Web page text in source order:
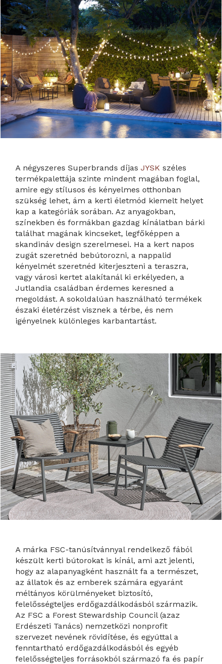
A négyszeres Superbrands díjasJYSK széles
termékpalettája szinte mindent magában foglal,
amire egy stílusos és kényelmes otthonban
szükség lehet, ám a kerti életmód kiemelt helyet
kap a kategóriák sorában. Az anyagokban,
színekben és formákban gazdag kínálatban bárki
találhat magának kincseket, legfőképpen a
skandináv design szerelmesei. Ha a kert napos
zugát szeretnéd bebútorozni, a nappalid
kényelmét szeretnéd kiterjeszteni a teraszra,
vagy városi kertet alakítanál ki erkélyeden, a
Jutlandia családban érdemes keresned a
megoldást. A sokoldalúan használható termékek
északi életérzést visznek a térbe, és nem
igényelnek különleges karbantartást.
A márka FSC-tanúsítvánnyal rendelkező fából
készült kerti bútorokat is kínál, ami azt jelenti,
hogy az alapanyagként használt fa a természet,
az állatok és az emberek számára egyaránt
méltányos körülményeket biztosító,
felelősségteljes erdőgazdálkodásból származik.
Az FSC a Forest Stewardship Council (azaz
Erdészeti Tanács) nemzetközi nonprofit
szervezet nevének rövidítése, és egyúttal a
fenntartható erdőgazdálkodásból és egyéb
felelősségteljes forrásokból származó fa és papír